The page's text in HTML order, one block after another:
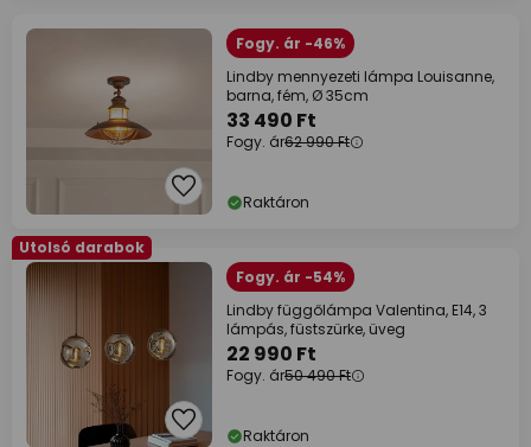
Fogy. ár -46%
Lindby mennyezeti lámpa Louisanne,
barna, fém, Ø 35cm
33 490 Ft
Fogy. ár62 990 Ft
Raktáron
Utolsó darabok
Fogy. ár -54%
Lindby függőlámpa Valentina, E14, 3
lámpás, füstszürke, üveg
22 990 Ft
Fogy. ár50 490 Ft
Raktáron